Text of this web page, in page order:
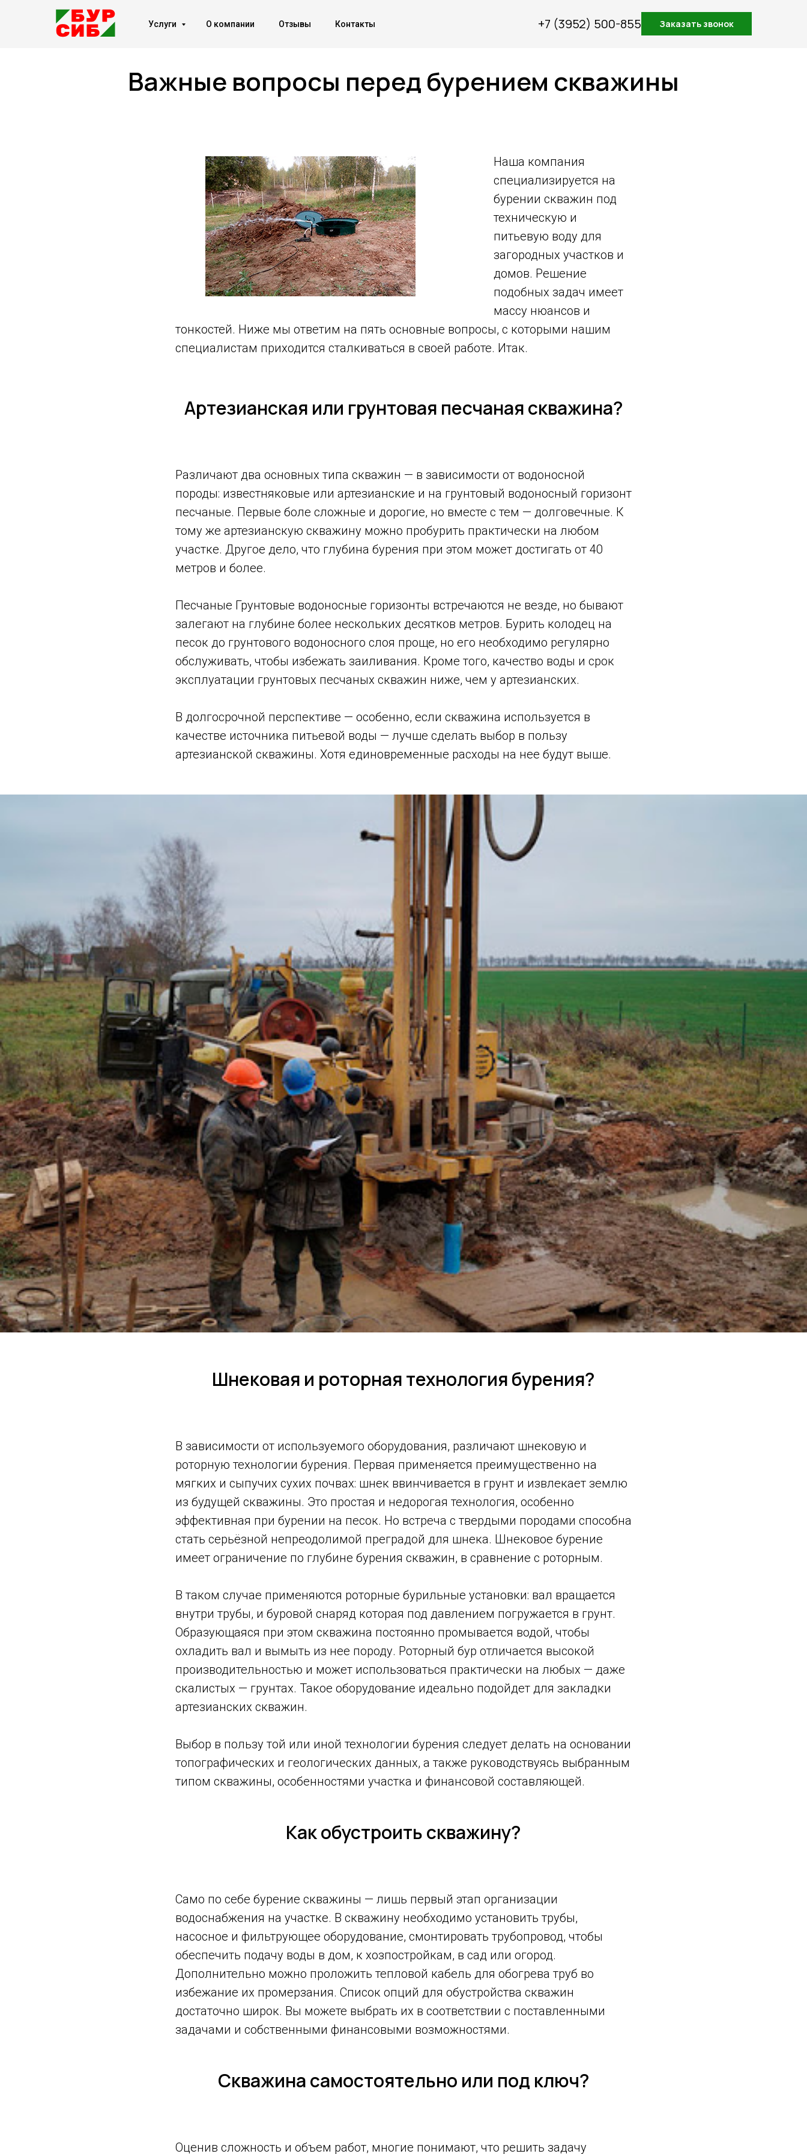
Услуги О компании Отзывы Контакты +7 (3952) 500-855 Заказать звонок
Важные вопросы перед бурением скважины
Наша компания
специализируется на
бурении скважин под
техническую и
питьевую воду для
загородных участков и
домов. Решение
подобных задач имеет
массу нюансов и
тонкостей. Ниже мы ответим на пять основные вопросы, с которыми нашим
специалистам приходится сталкиваться в своей работе. Итак.
Артезианская или грунтовая песчаная скважина?
Различают два основных типа скважин — в зависимости от водоносной
породы: известняковые или артезианские и на грунтовый водоносный горизонт
песчаные. Первые боле сложные и дорогие, но вместе с тем — долговечные. К
тому же артезианскую скважину можно пробурить практически на любом
участке. Другое дело, что глубина бурения при этом может достигать от 40
метров и более.
Песчаные Грунтовые водоносные горизонты встречаются не везде, но бывают
залегают на глубине более нескольких десятков метров. Бурить колодец на
песок до грунтового водоносного слоя проще, но его необходимо регулярно
обслуживать, чтобы избежать заиливания. Кроме того, качество воды и срок
эксплуатации грунтовых песчаных скважин ниже, чем у артезианских.
В долгосрочной перспективе — особенно, если скважина используется в
качестве источника питьевой воды — лучше сделать выбор в пользу
артезианской скважины. Хотя единовременные расходы на нее будут выше.
Шнековая и роторная технология бурения?
В зависимости от используемого оборудования, различают шнековую и
роторную технологии бурения. Первая применяется преимущественно на
мягких и сыпучих сухих почвах: шнек ввинчивается в грунт и извлекает землю
из будущей скважины. Это простая и недорогая технология, особенно
эффективная при бурении на песок. Но встреча с твердыми породами способна
стать серьёзной непреодолимой преградой для шнека. Шнековое бурение
имеет ограничение по глубине бурения скважин, в сравнение с роторным.
В таком случае применяются роторные бурильные установки: вал вращается
внутри трубы, и буровой снаряд которая под давлением погружается в грунт.
Образующаяся при этом скважина постоянно промывается водой, чтобы
охладить вал и вымыть из нее породу. Роторный бур отличается высокой
производительностью и может использоваться практически на любых — даже
скалистых — грунтах. Такое оборудование идеально подойдет для закладки
артезианских скважин.
Выбор в пользу той или иной технологии бурения следует делать на основании
топографических и геологических данных, а также руководствуясь выбранным
типом скважины, особенностями участка и финансовой составляющей.
Как обустроить скважину?
Само по себе бурение скважины — лишь первый этап организации
водоснабжения на участке. В скважину необходимо установить трубы,
насосное и фильтрующее оборудование, смонтировать трубопровод, чтобы
обеспечить подачу воды в дом, к хозпостройкам, в сад или огород.
Дополнительно можно проложить тепловой кабель для обогрева труб во
избежание их промерзания. Список опций для обустройства скважин
достаточно широк. Вы можете выбрать их в соответствии с поставленными
задачами и собственными финансовыми возможностями.
Скважина самостоятельно или под ключ?
Оценив сложность и объем работ, многие понимают, что решить задачу